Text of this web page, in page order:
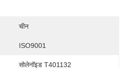
चीन
ISO9001
सोलेनॉइड T401132